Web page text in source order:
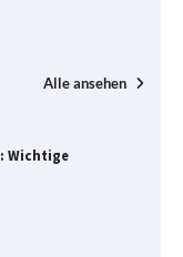
Alle ansehen
Wichtige